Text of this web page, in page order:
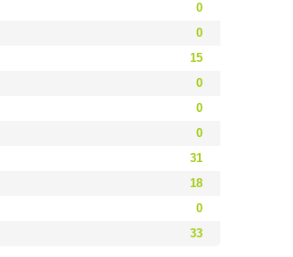
0
0
15
0
0
0
31
18
0
33